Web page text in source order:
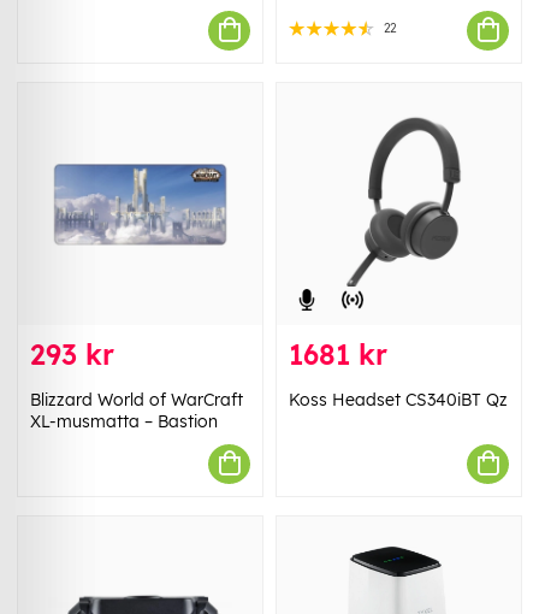
22
293 kr
Blizzard World of WarCraft
XL-musmatta – Bastion
1681 kr
Koss Headset CS340iBT Qz